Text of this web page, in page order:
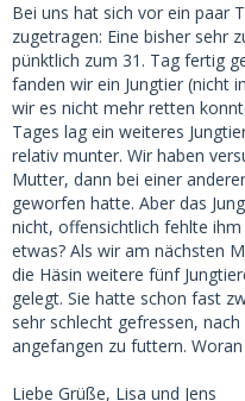
Bei uns hat sich vor ein paar
zugetragen: Eine bisher sehr
pünktlich zum 31. Tag fertig
fanden wir ein Jungtier (nicht
wir es nicht mehr retten
Tages lag ein weiteres
relativ munter. Wir haben
Mutter, dann bei einer
geworfen hatte. Aber das
nicht, offensichtlich fehlte ihm
etwas? Als wir am nächsten
die Häsin weitere fünf
gelegt. Sie hatte schon fast
sehr schlecht gefressen,
angefangen zu futtern.
Liebe Grüße, Lisa und Jens